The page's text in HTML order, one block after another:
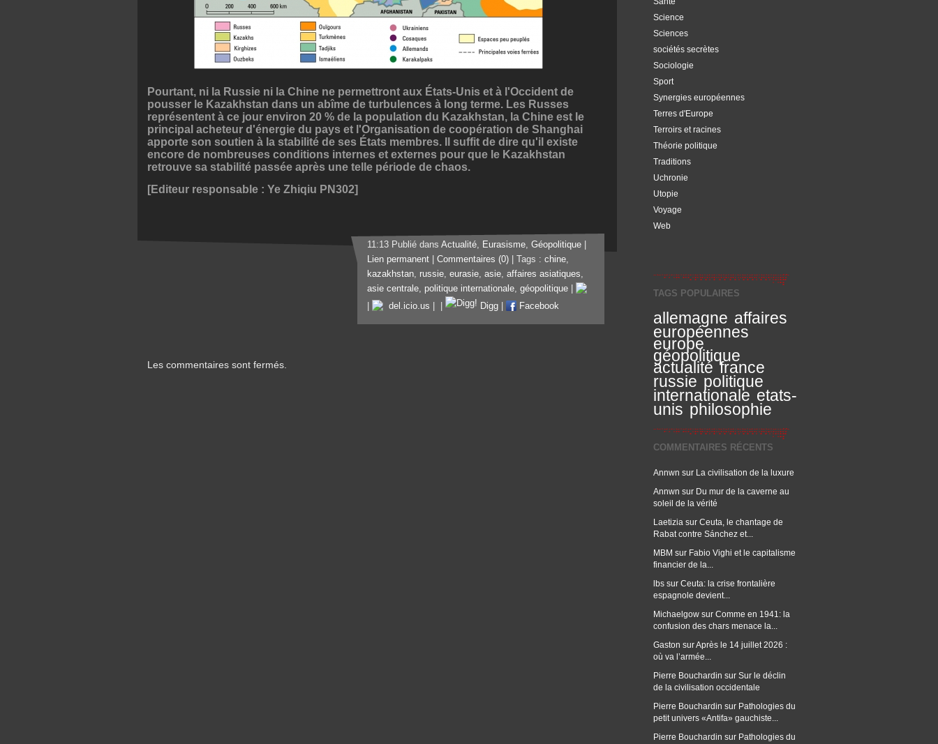
Science
Sciences
sociétés secrètes
Sociologie
Sport
Synergies européennes
Terres d'Europe
Terroirs et racines
Théorie politique
Traditions
Uchronie
Utopie
Voyage
Web
TAGS POPULAIRES
allemagne affaires
européennes
europe
géopolitique
actualité france
russie politique
internationale etats-
unis philosophie
COMMENTAIRES RÉCENTS
Annwn sur La civilisation de la luxure
Annwn sur Du mur de la caverne au
soleil de la vérité
Laetizia sur Ceuta, le chantage de
Rabat contre Sánchez et...
MBM sur Fabio Vighi et le capitalisme
financier de la...
lbs sur Ceuta: la crise frontalière
espagnole devient...
Michaelgow sur Comme en 1941: la
confusion des chars menace la...
Gaston surAprès le 14 juillet 2026 :
où va l’armée...
Pierre Bouchardin sur Sur le déclin
de la civilisation occidentale
Pierre Bouchardin sur Pathologies du
petit univers «Antifa» gauchiste...
Pierre Bouchardin sur Pathologies du
Pourtant, ni la Russie ni la Chine ne permettront aux États-Unis et à l'Occident de
pousser le Kazakhstan dans un abîme de turbulences à long terme. Les Russes
représentent à ce jour environ 20 % de la population du Kazakhstan, la Chine est le
principal acheteur d'énergie du pays et l'Organisation de coopération de Shanghai
apporte son soutien à la stabilité de ses États membres. Il suffit de dire qu'il existe
encore de nombreuses conditions internes et externes pour que le Kazakhstan
retrouve sa stabilité passée après une telle période de chaos.
[Editeur responsable : Ye Zhiqiu PN302]
11:13 Publié dans Actualité, Eurasisme, Géopolitique
Lien permanent
Commentaires (0) | Tags : chine,
kazakhstan, russie, eurasie, asie, affaires asiatiques,
asie centrale, politique internationale, géopolitique
del.icio.us Digg Facebook
Les commentaires sont fermés.